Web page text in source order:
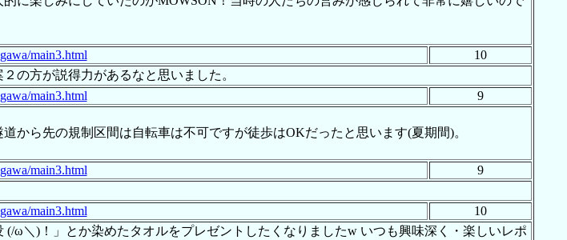
main3.html
10
の方が説得力があるなと思いました。
main3.html
9
から先の規制区間は自転車は不可ですが徒歩はOKだったと思います(夏期間)。
main3.html
9
main3.html
10
ω＼)！」とか染めたタオルをプレゼントしたくなりましたw いつも興味深く・楽しいレポ